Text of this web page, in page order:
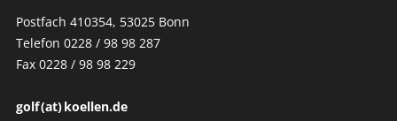
Postfach 410354, 53025 Bonn
Telefon 0228 / 98 98 287
Fax 0228 / 98 98 229
golf (at) koellen.de